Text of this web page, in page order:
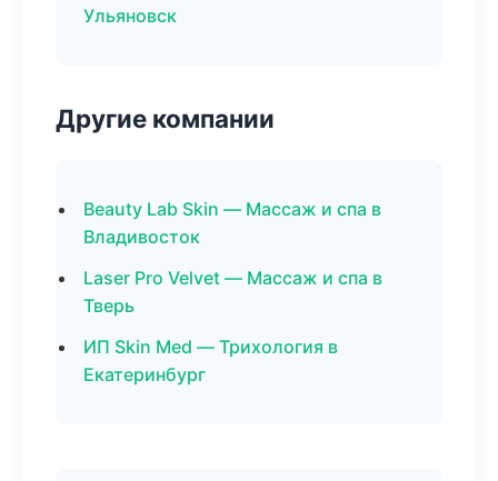
Ульяновск
Другие компании
Beauty Lab Skin — Массаж и спа в
Владивосток
Laser Pro Velvet — Массаж и спа в
Тверь
ИП Skin Med — Трихология в
Екатеринбург